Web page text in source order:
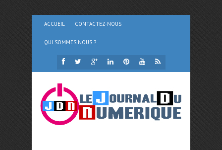
ACCUEIL CONTACTEZ-NOUS
QUI SOMMES NOUS ?